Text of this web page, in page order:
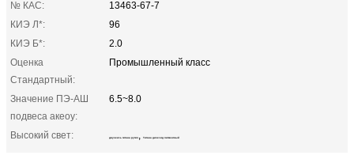
№ КАС:
13463-67-7
КИЭ Л*:
96
КИЭ Б*:
2.0
Оценка
Стандартный:
Промышленный класс
Значение ПЭ-АШ
подвеса акеоу:
6.5~8.0
Высокий свет: двуокись титана рутил , Титана диоксид пигментный